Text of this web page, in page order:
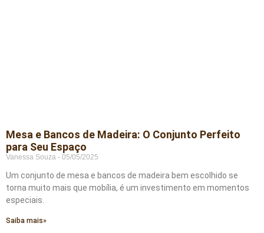
Mesa e Bancos de Madeira: O Conjunto Perfeito
para Seu Espaço
Vanessa Souza 05/05/2025
Um conjunto de mesa e bancos de madeira bem escolhido se
torna muito mais que mobília, é um investimento em momentos
especiais.
Saiba mais»